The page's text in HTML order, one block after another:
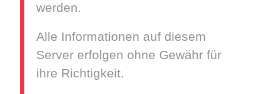
werden.
Alle Informationen auf diesem
Server erfolgen ohne Gewähr für
ihre Richtigkeit.